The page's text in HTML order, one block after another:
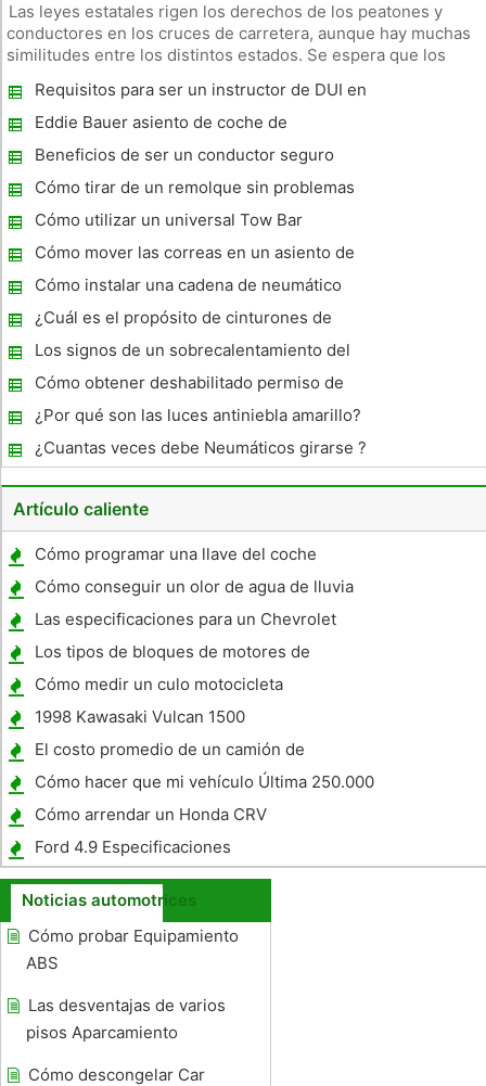
Las leyes estatales rigen los derechos de los peatones y
conductores en los cruces de carretera, aunque hay muchas
similitudes entre los distintos estados. Se espera que los
sentido común de cruzar las carreteras. Se espera que los
control
Requisitos para ser un instructor de DUI en
Georgia
Eddie Bauer asiento de coche de
Instrucciones
Beneficios de ser un conductor seguro
Cómo tirar de un remolque sin problemas
Cómo utilizar un universal Tow Bar
Cómo mover las correas en un asiento de
coche
Cómo instalar una cadena de neumático
Peerless
¿Cuál es el propósito de cinturones de
seguridad?
Los signos de un sobrecalentamiento del
coche
Cómo obtener deshabilitado permiso de
estacionamiento en California
¿Por qué son las luces antiniebla amarillo?
¿Cuantas veces debe Neumáticos girarse ?
Artículo caliente
Cómo programar una llave del coche
Mitsubishi
Cómo conseguir un olor de agua de lluvia
fuera de un piso de carro
Las especificaciones para un Chevrolet
C1500
Los tipos de bloques de motores de
Cómo medir un culo motocicleta
1998 Kawasaki Vulcan 1500
Especificaciones
El costo promedio de un camión de
mudanzas U-Haul
Cómo hacer que mi vehículo Última 250.000
Miles
Cómo arrendar un Honda CRV
Ford 4.9 Especificaciones
Noticias automotrices
Cómo probar Equipamiento
ABS
Las desventajas de varios
pisos Aparcamiento
Cómo descongelar Car